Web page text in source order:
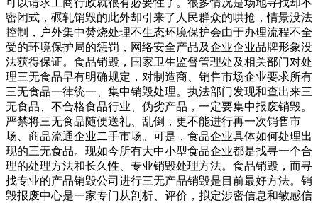
可以请求工商行政就很有必要性了。很多情况是场地寻找却不
密闭式，碾轧销毁的此外却引来了人民群众的哄抢，情景没法
控制，户外集中焚烧处理不生态环境保护会由于办理流程不全
受的环境保护局的惩罚，网络安全产品及企业企业品牌形象没
法获得保证。食品销毁，国家卫生监督管理处及相关部门对处
理三无食品早有明确规定，对制造商、销售市场企业要求所有
三无食品一律统一、集中销毁处理。执法部门发现和查出来三
无食品、不合格食品行业、伪劣产品，一定要集中报废销毁。
严禁将三无食品随便送礼、乱倒，更不能进行再一次销售市
场、商品流通企业二手市场。可是，食品企业具体如何处理出
现的三无食品。现如今所有大中小型食品企业都是找寻一个合
理的处理方法和长久性、专业销毁处理方法。食品销毁，而寻
找专业的产品销毁公司进行三无产品销毁是目前最好方法。销
毁报废中心是一家专门从剖析、评价，拟定涉密信息和敏感信